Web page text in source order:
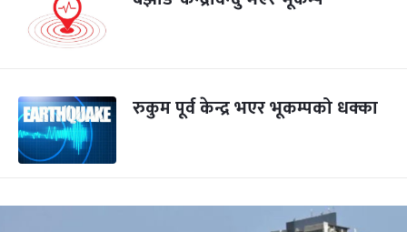
रुकुम पूर्व केन्द्र भएर भूकम्पको धक्का